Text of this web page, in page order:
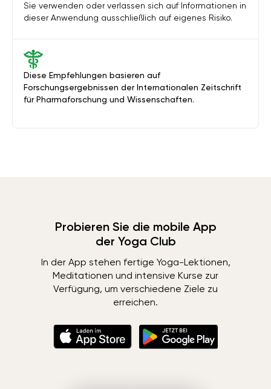
Diese Empfehlungen basieren auf
Forschungsergebnissen der Internationalen Zeitschrift
für Pharmaforschung und Wissenschaften.
Sie verwenden oder verlassen sich auf Informationen in
dieser Anwendung ausschließlich auf eigenes Risiko.
Probieren Sie die mobile App
der Yoga Club
In der App stehen fertige Yoga-Lektionen,
Meditationen und intensive Kurse zur
Verfügung, um verschiedene Ziele zu
erreichen.